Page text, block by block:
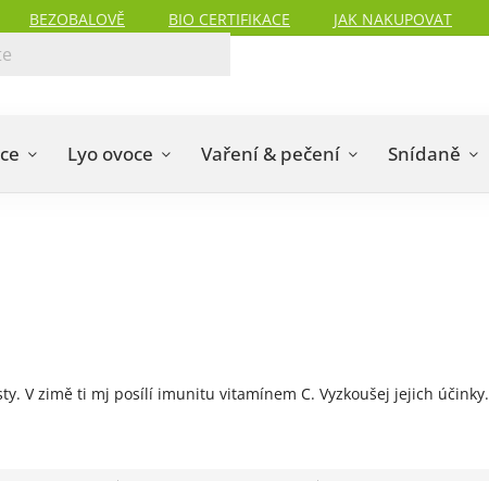
BEZOBALOVĚ BIO CERTIFIKACE JAK NAKUPOVAT
Lyo ovoce Vaření & pečení Snídaně
V zimě ti mj posílí imunitu vitamínem C. Vyzkoušej jejich účinky.